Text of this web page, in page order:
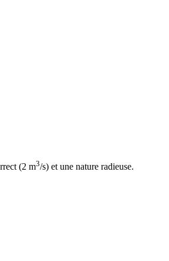
(2 m3/s) et une nature radieuse.